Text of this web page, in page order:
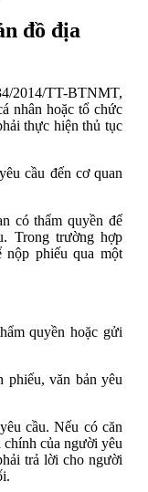
đồ địa
2014/TT-BTNMT,
nhân hoặc tổ chức
thực hiện thủ tục
cầu đến cơ quan
có thẩm quyền để
Trong trường hợp
phiếu qua một
quyền hoặc gửi
phiếu, văn bản yêu
cầu. Nếu có căn
chính của người yêu
trả lời cho người